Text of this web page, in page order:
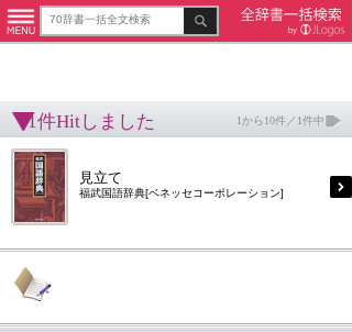
1件Hitしました 1から10件／1件中
見立て
福武国語辞典[ベネッセコーポレーション]